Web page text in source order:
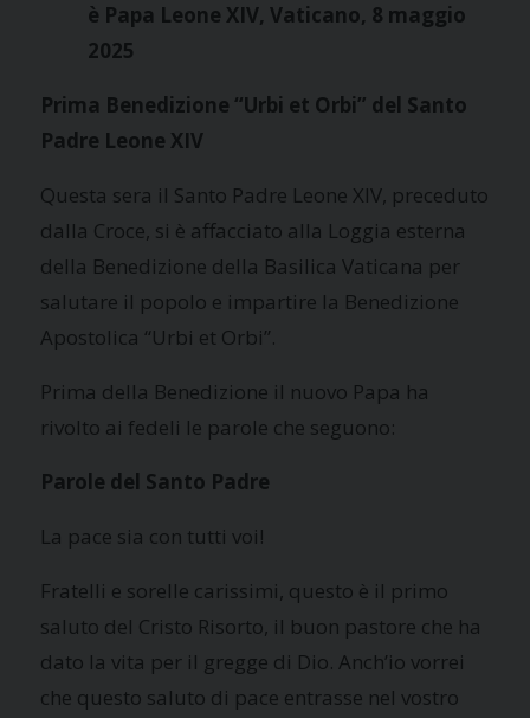
è Papa Leone XIV, Vaticano, 8 maggio
2025
Prima Benedizione “Urbi et Orbi” del Santo
Padre Leone XIV
Questa sera il Santo Padre Leone XIV, preceduto
dalla Croce, si è affacciato alla Loggia esterna
della Benedizione della Basilica Vaticana per
salutare il popolo e impartire la Benedizione
Apostolica “Urbi et Orbi”.
Prima della Benedizione il nuovo Papa ha
rivolto ai fedeli le parole che seguono:
Parole del Santo Padre
La pace sia con tutti voi!
Fratelli e sorelle carissimi, questo è il primo
saluto del Cristo Risorto, il buon pastore che ha
dato la vita per il gregge di Dio. Anch’io vorrei
che questo saluto di pace entrasse nel vostro